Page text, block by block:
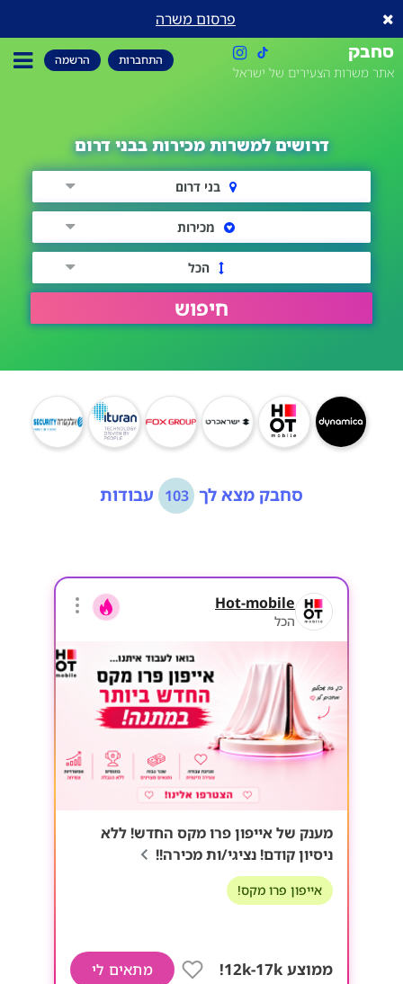
פרסום משרה
סחבק
אתר משרות הצעירים של ישראל
התחברות הרשמה
דרושים למשרות מכירות בבני דרום
בני דרום
מכירות
הכל
חיפוש
סחבק מצא לך 103 עבודות
Hot-mobile
הכל
מענק של אייפון פרו מקס החדש! ללא
ניסיון קודם! נציגי/ות מכירה!!
אייפון פרו מקס!
ממוצע 12k-17k! מתאים לי